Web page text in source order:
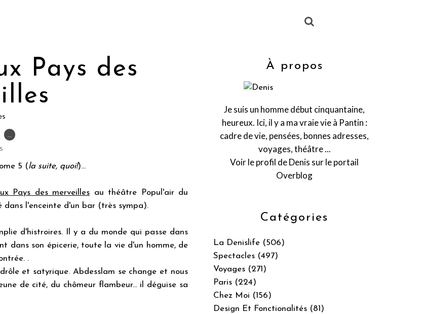
Pays des
…
5 (la suite, quoi!)...
Pays des merveilles au théâtre Popul'air du
l'enceinte d'un bar (très sympa).
d'histroires. Il y a du monde qui passe dans
dans son épicerie, toute la vie d'un homme, de
.
et satyrique. Abdesslam se change et nous
de cité, du chômeur flambeur... il déguise sa
Catégories
La Denislife (506)
Spectacles (497)
Voyages (271)
Paris (224)
Chez Moi (156)
Design Et Fonctionalités (81)
À propos
Je suis un homme début cinquantaine,
heureux. Ici, il y a ma vraie vie à Pantin :
cadre de vie, pensées, bonnes adresses,
voyages, théâtre ...
Voir le profil deDenis sur le portail
Overblog